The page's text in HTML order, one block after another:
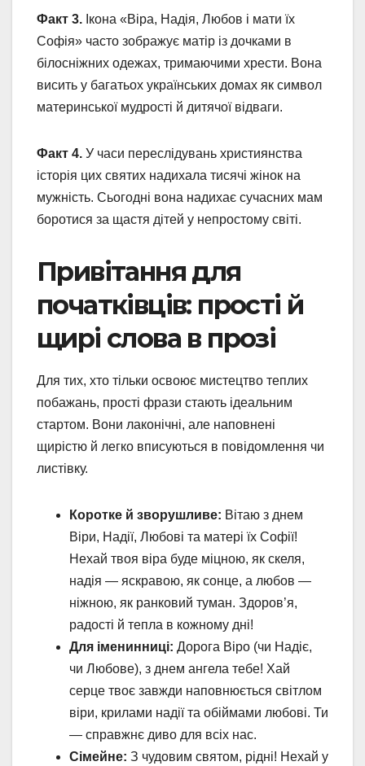
Факт 3. Ікона «Віра, Надія, Любов і мати їх
Софія» часто зображує матір із дочками в
білосніжних одежах, тримаючими хрести. Вона
висить у багатьох українських домах як символ
материнської мудрості й дитячої відваги.
Факт 4. У часи переслідувань християнства
історія цих святих надихала тисячі жінок на
мужність. Сьогодні вона надихає сучасних мам
боротися за щастя дітей у непростому світі.
Привітання для
початківців: прості й
щирі слова в прозі
Для тих, хто тільки освоює мистецтво теплих
побажань, прості фрази стають ідеальним
стартом. Вони лаконічні, але наповнені
щирістю й легко вписуються в повідомлення чи
листівку.
Коротке й зворушливе: Вітаю з днем
Віри, Надії, Любові та матері їх Софії!
Нехай твоя віра буде міцною, як скеля,
надія — яскравою, як сонце, а любов —
ніжною, як ранковий туман. Здоров’я,
радості й тепла в кожному дні!
Для іменинниці: Дорога Віро (чи Надіє,
чи Любове), з днем ангела тебе! Хай
серце твоє завжди наповнюється світлом
віри, крилами надії та обіймами любові. Ти
— справжнє диво для всіх нас.
Сімейне: З чудовим святом, рідні! Нехай у